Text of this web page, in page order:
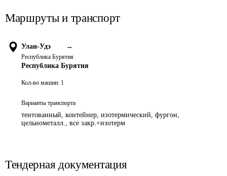
Маршруты и транспорт
Улан-Удэ →
Республика Бурятия
Республика Бурятия
Кол-во машин: 1
Варианты транспорта
тентованный, контейнер, изотермический, фургон,
цельнометалл., все закр.+изотерм
Тендерная документация